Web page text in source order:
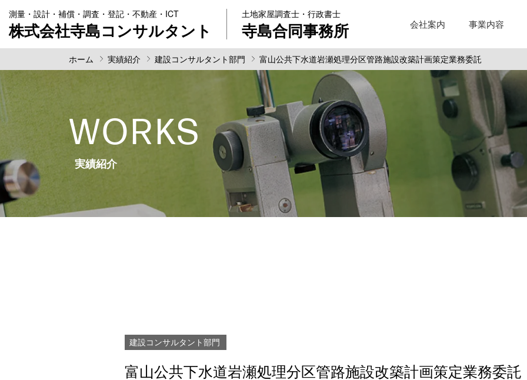
測量・設計・補償・調査・登記・不動産・ICT
株式会社寺島コンサルタント
土地家屋調査士・行政書士
寺島合同事務所 会社案内 事業内容
ホーム 実績紹介 建設コンサルタント部門 富山公共下水道岩瀬処理分区管路施設改築計画策定業務委託
WORKS
実績紹介
建設コンサルタント部門
富山公共下水道岩瀬処理分区管路施設改築計画策定業務委託